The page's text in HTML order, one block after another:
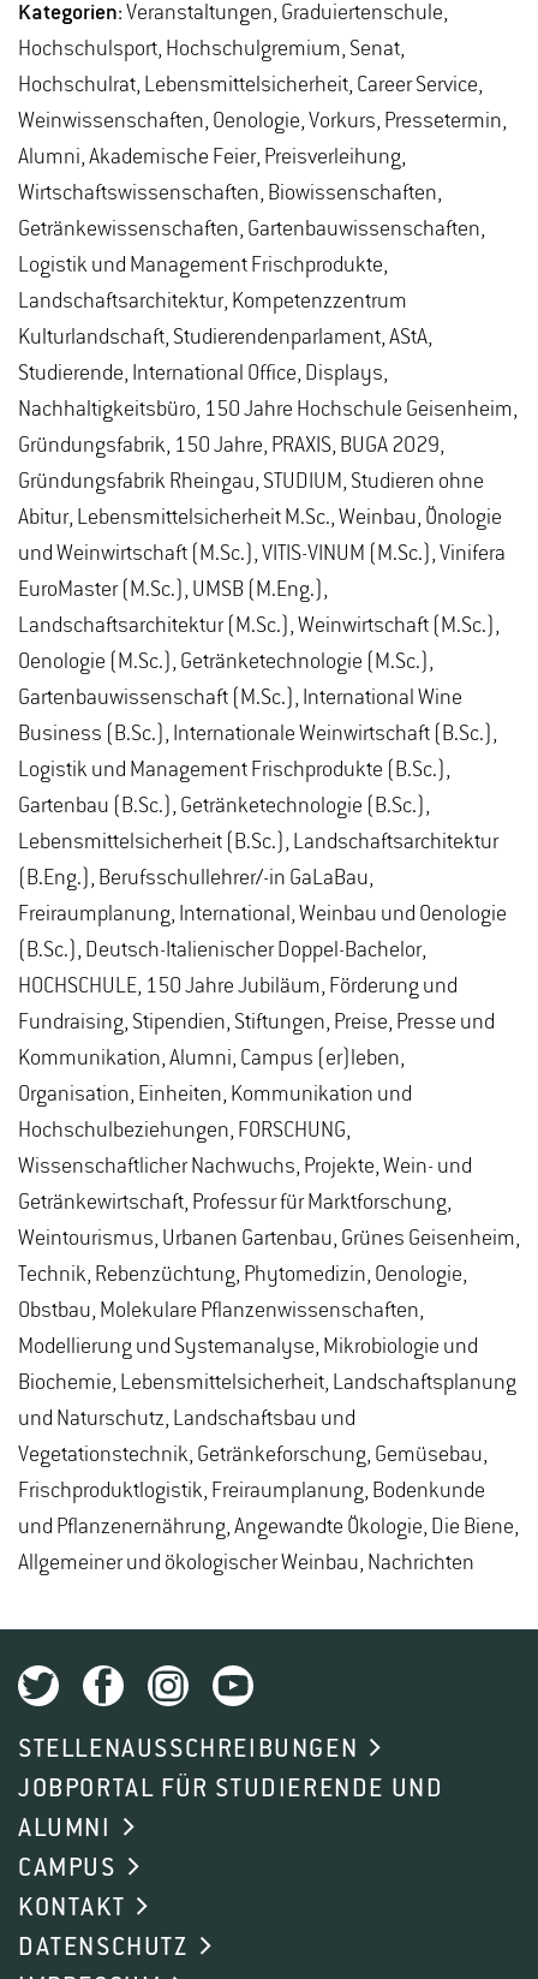
Kategorien:Veranstaltungen, Graduiertenschule,
Hochschulsport, Hochschulgremium, Senat,
Hochschulrat, Lebensmittelsicherheit, Career Service,
Weinwissenschaften, Oenologie, Vorkurs, Pressetermin,
Alumni, Akademische Feier, Preisverleihung,
Wirtschaftswissenschaften, Biowissenschaften,
Getränkewissenschaften, Gartenbauwissenschaften,
Logistik und Management Frischprodukte,
Landschaftsarchitektur, Kompetenzzentrum
Kulturlandschaft, Studierendenparlament, AStA,
Studierende, International Office, Displays,
Nachhaltigkeitsbüro, 150 Jahre Hochschule Geisenheim,
Gründungsfabrik, 150 Jahre, PRAXIS, BUGA 2029,
Gründungsfabrik Rheingau, STUDIUM, Studieren ohne
Abitur, Lebensmittelsicherheit M.Sc., Weinbau, Önologie
und Weinwirtschaft (M.Sc.), VITIS-VINUM (M.Sc.), Vinifera
EuroMaster (M.Sc.), UMSB (M.Eng.),
Landschaftsarchitektur (M.Sc.), Weinwirtschaft (M.Sc.),
Oenologie (M.Sc.), Getränketechnologie (M.Sc.),
Gartenbauwissenschaft (M.Sc.), International Wine
Business (B.Sc.), Internationale Weinwirtschaft (B.Sc.),
Logistik und Management Frischprodukte (B.Sc.),
Gartenbau (B.Sc.), Getränketechnologie (B.Sc.),
Lebensmittelsicherheit (B.Sc.), Landschaftsarchitektur
(B.Eng.), Berufsschullehrer/-in GaLaBau,
Freiraumplanung, International, Weinbau und Oenologie
(B.Sc.), Deutsch-Italienischer Doppel-Bachelor,
HOCHSCHULE, 150 Jahre Jubiläum, Förderung und
Fundraising, Stipendien, Stiftungen, Preise, Presse und
Kommunikation, Alumni, Campus (er)leben,
Organisation, Einheiten, Kommunikation und
Hochschulbeziehungen, FORSCHUNG,
Wissenschaftlicher Nachwuchs, Projekte, Wein- und
Getränkewirtschaft, Professur für Marktforschung,
Weintourismus, Urbanen Gartenbau, Grünes Geisenheim,
Technik, Rebenzüchtung, Phytomedizin, Oenologie,
Obstbau, Molekulare Pflanzenwissenschaften,
Modellierung und Systemanalyse, Mikrobiologie und
Biochemie, Lebensmittelsicherheit, Landschaftsplanung
und Naturschutz, Landschaftsbau und
Vegetationstechnik, Getränkeforschung, Gemüsebau,
Frischproduktlogistik, Freiraumplanung, Bodenkunde
und Pflanzenernährung, Angewandte Ökologie, Die Biene,
Allgemeiner und ökologischer Weinbau, Nachrichten
STELLENAUSSCHREIBUNGEN
JOBPORTAL FÜR STUDIERENDE UND
ALUMNI
CAMPUS
KONTAKT
DATENSCHUTZ